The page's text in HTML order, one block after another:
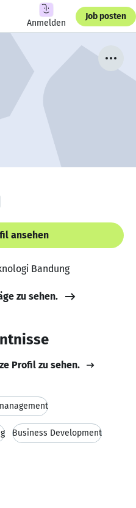
Anmelden
Job posten
ansehen
Bandung
zu sehen.
Profil zu sehen.
Business Development